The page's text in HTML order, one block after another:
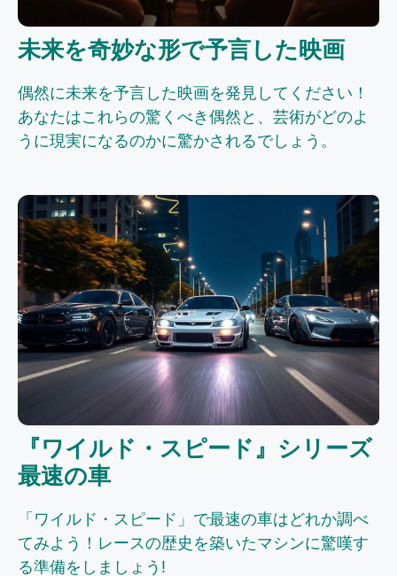
未来を奇妙な形で予言した映画
偶然に未来を予言した映画を発見してください！
あなたはこれらの驚くべき偶然と、芸術がどのよ
うに現実になるのかに驚かされるでしょう。
『ワイルド・スピード』シリーズ
最速の車
「ワイルド・スピード」で最速の車はどれか調べ
てみよう！レースの歴史を築いたマシンに驚嘆す
る準備をしましょう!